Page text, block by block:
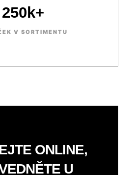
250k+
V SORTIMENTU
ONLINE,
U